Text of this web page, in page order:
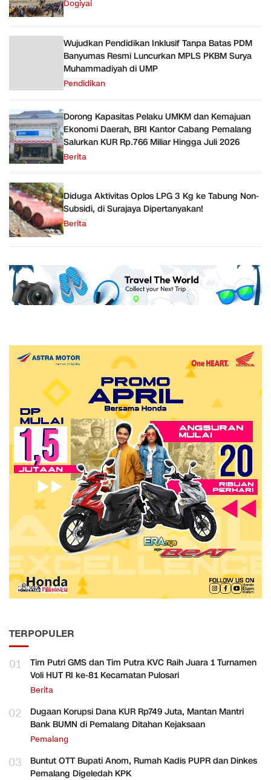
Dogiyai
Wujudkan Pendidikan Inklusif Tanpa Batas PDM
Banyumas Resmi Luncurkan MPLS PKBM Surya
Muhammadiyah di UMP
Pendidikan
Dorong Kapasitas Pelaku UMKM dan Kemajuan
Ekonomi Daerah, BRI Kantor Cabang Pemalang
Salurkan KUR Rp.766 Miliar Hingga Juli 2026
Berita
Diduga Aktivitas Oplos LPG 3 Kg ke Tabung Non-
Subsidi, di Surajaya Dipertanyakan!
Berita
TERPOPULER
01
Tim Putri GMS dan Tim Putra KVC Raih Juara 1 Turnamen
Voli HUT RI ke-81 Kecamatan Pulosari
Berita
02
Dugaan Korupsi Dana KUR Rp749 Juta, Mantan Mantri
Bank BUMN di Pemalang Ditahan Kejaksaan
Pemalang
03
Buntut OTT Bupati Anom, Rumah Kadis PUPR dan Dinkes
Pemalang Digeledah KPK